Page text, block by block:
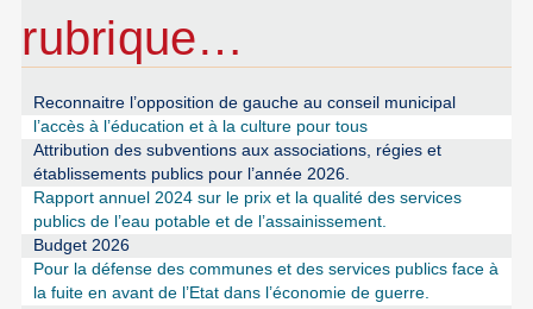
rubrique…
Reconnaitre l’opposition de gauche au conseil municipal
l’accès à l’éducation et à la culture pour tous
Attribution des subventions aux associations, régies et
établissements publics pour l’année 2026.
Rapport annuel 2024 sur le prix et la qualité des services
publics de l’eau potable et de l’assainissement.
Budget 2026
Pour la défense des communes et des services publics face à
la fuite en avant de l’Etat dans l’économie de guerre.